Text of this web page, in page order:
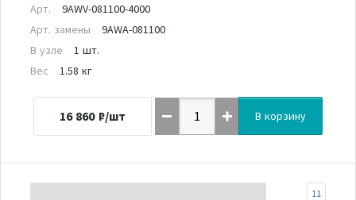
Арт.
9AWV-081100-4000
Арт. замены
9AWA-081100
В узле
1 шт.
Вес
1.58 кг
16 860 ₽/шт В корзину
11